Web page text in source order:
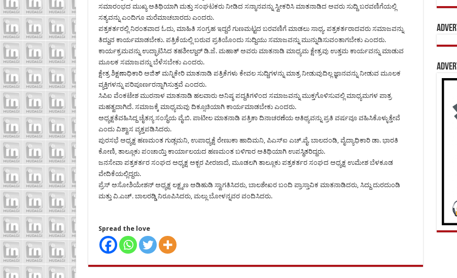
ಸಮಾರಂಭದ ಮುಖ್ಯ ಅತಿಥಿಯಾಗಿ ಮತ್ತು ಸಂಘಟಕರು ನೀಡಿದ ಸನ್ಮಾನವನ್ನು ಸ್ವೀಕರಿಸಿ ಮಾತನಾಡಿದ ಅವರು ಸುದ್ದಿ ಬರವಣಿಗೆಯಲ್ಲಿ
ಸತ್ಯವನ್ನು ಎಂದಿಗೂ ಮರೆಮಾಚಬಾರದು ಎಂದರು.
ಪತ್ರಕರ್ತರಲ್ಲಿ ನಿರಂತವಾದ ಓದು, ಮಾಹಿತಿ ಸಂಗ್ರಹ ಇದ್ದರೆ ಗುಣಮಟ್ಟದ ಬರವಣಿಗೆ ಮಾಡಲು ಸಾಧ್ಯ. ಪತ್ರಕರ್ತರಾದವರು ಸಮಾಜವನ್ನು
ತಿದ್ದುವ ಕಾರ್ಯಮಾಡಬೇಕು. ಪತ್ರಿಕೆಯಲ್ಲಿ ಬರುವ ಪ್ರತಿಯೊಂದು ಸುದ್ದಿಯು ಸಮಾಜವನ್ನು ಮುನ್ನುಡಿಸುವಂತಾಗಬೇಕು ಎಂದರು.
ಕಾರ್ಯಕ್ರಮವನ್ನು ಉದ್ಘಾಟಿಸಿದ ತಹಶೀಲ್ದಾರ್ ಡಿ.ಜೆ. ಮಹಾತ್ ಅವರು ಮಾತನಾಡಿ ಮಾಧ್ಯಮ ಕ್ಷೇತ್ರವು ಉತ್ತಮ ಕಾರ್ಯವನ್ನು ಮಾಡುವ
ಮೂಲಕ ಸಮಾಜವನ್ನು ಬೆಳೆಸಬೇಕು ಎಂದರು.
ಕ್ಷೇತ್ರ ಶಿಕ್ಷಣಾಧಿಕಾರಿ ಅಜಿತ್ ಮನ್ನಿಕೇರಿ ಮಾತನಾಡಿ ಪತ್ರಿಕೆಗಳು ಕೇವಲ ಸುದ್ದಿಗಳನ್ನು ಮಾತ್ರ ನೀಡುವುದಿಲ್ಲ ಜ್ಞಾನವನ್ನು ನೀಡುವ ಮೂಲಕ
ವ್ಯಕ್ತಿಗಳನ್ನು ಪರಿಪೂರ್ಣರನ್ನಾಗಿಸುತ್ತವೆ ಎಂದರು.
ಸಿಪಿಐ ವೆಂಕಟೇಶ ಮುರನಾಳ ಮಾತನಾಡಿ ಹಲವಾರು ಅನಿಷ್ಠ ಪದ್ದತಿಗಳಿಂದ ಸಮಾಜವನ್ನು ಮುಕ್ತಗೊಳಿಸುವಲ್ಲಿ ಮಾಧ್ಯಮಗಳ ಪಾತ್ರ
ಮಹತ್ವದಾಗಿದೆ. ಸಮಾಜಕ್ಕೆ ಮಾಧ್ಯಮವು ದಿಕ್ಸೂಚಿಯಾಗಿ ಕಾರ್ಯಮಾಡಬೇಕು ಎಂದರು.
ಅಧ್ಯಕ್ಷತೆವಹಿಸಿದ್ದ ಚೈತನ್ಯ ಸಂಸ್ಥೆಯ ವೈ.ಬಿ. ಪಾಟೀಲ ಮಾತನಾಡಿ ಪತ್ರಿಕಾ ದಿನಾಚರಣೆಯ ಆತಿಥ್ಯವನ್ನು ಪ್ರತಿ ವರ್ಷವೂ ವಹಿಸಿಕೊಳ್ಳುತ್ತೇವೆ
ಎಂದು ವಿಶ್ವಾಸ ವ್ಯಕ್ತಪಡಿಸಿದರು.
ಪುರಸಭೆ ಅಧ್ಯಕ್ಷ ಹಣಮಂತ ಗುಡ್ಲಮನಿ, ಉಪಾಧ್ಯಕ್ಷೆ ರೇಣುಕಾ ಹಾದಿಮನಿ, ಪಿಎಸ್‍ಐ ಎಚ್.ವೈ. ಬಾಲದಂಡಿ, ವೈದ್ಯಾಧಿಕಾರಿ ಡಾ. ಭಾರತಿ
ಕೋಣಿ, ತಾಲ್ಲೂಕು ಪಂಚಾಯ್ತಿ ಕಾರ್ಯಾಲಯದ ಹಣಮಂತ ಬಳಿಗಾರ ಅತಿಥಿಯಾಗಿ ಉಪಸ್ಥಿತರಿದ್ದರು.
ಜನಸೇವಾ ಪತ್ರಕರ್ತರ ಸಂಘದ ಅಧ್ಯಕ್ಷ ಅಕ್ಬರ ಪೀರಜಾದೆ, ಮೂಡಲಗಿ ತಾಲ್ಲೂಕು ಪತ್ರಕರ್ತರ ಸಂಘದ ಅಧ್ಯಕ್ಷ ಉಮೇಶ ಬೆಳಕೂಡ
ವೇದಿಕೆಯಲ್ಲಿದ್ದರು.
ಪ್ರೆಸ್ ಅಸೋಶಿಯೇಶನ್ ಅಧ್ಯಕ್ಷ ಲಕ್ಷ್ಮಣ ಅಡಿಹುಡಿ ಸ್ವಾಗತಿಸಿದರು, ಬಾಲಶೇಖರ ಬಂದಿ ಪ್ರಾಸ್ತಾವಿಕ ಮಾತನಾಡಿದರು, ಸಿದ್ದು ದುರದುಂಡಿ
ಮತ್ತು ವಿ.ಎಚ್. ಬಾಲರಡ್ಡಿ ನಿರೂಪಿಸಿದರು, ಮಲ್ಲು ಬೋಳನ್ನವರ ವಂದಿಸಿದರು.
Spread the love